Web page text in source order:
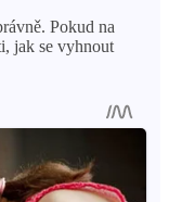
Pokud na
jak se vyhnout